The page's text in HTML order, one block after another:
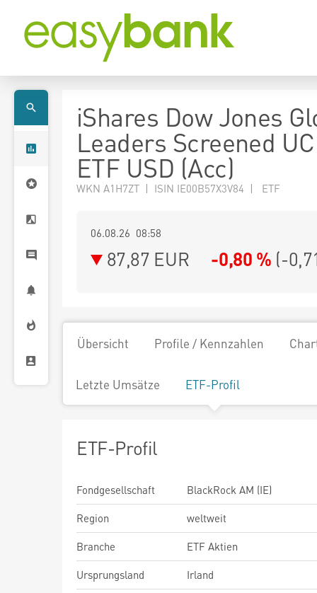
iShares Dow Jones
Leaders Screened
ETF USD (Acc)
WKN A1H7ZT | ISIN IE00B57X3V84 | ETF
06.08.26 08:58
87,87 EUR -0,80 % (-
Übersicht Profile / Kennzahlen
Letzte Umsätze ETF-Profil
ETF-Profil
Fondgesellschaft
BlackRock AM (IE)
Region
weltweit
Branche
ETF Aktien
Ursprungsland
Irland